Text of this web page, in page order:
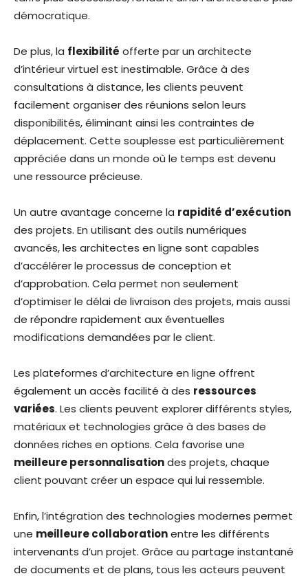
démocratique.
De plus, la flexibilité offerte par un architecte
d’intérieur virtuel est inestimable. Grâce à des
consultations à distance, les clients peuvent
facilement organiser des réunions selon leurs
disponibilités, éliminant ainsi les contraintes de
déplacement. Cette souplesse est particulièrement
appréciée dans un monde où le temps est devenu
une ressource précieuse.
Un autre avantage concerne la rapidité d’exécution
des projets. En utilisant des outils numériques
avancés, les architectes en ligne sont capables
d’accélérer le processus de conception et
d’approbation. Cela permet non seulement
d’optimiser le délai de livraison des projets, mais aussi
de répondre rapidement aux éventuelles
modifications demandées par le client.
Les plateformes d’architecture en ligne offrent
également un accès facilité à des ressources
variées. Les clients peuvent explorer différents styles,
matériaux et technologies grâce à des bases de
données riches en options. Cela favorise une
meilleure personnalisationdes projets, chaque
client pouvant créer un espace qui lui ressemble.
Enfin, l’intégration des technologies modernes permet
une meilleure collaborationentre les différents
intervenants d’un projet. Grâce au partage instantané
de documents et de plans, tous les acteurs peuvent